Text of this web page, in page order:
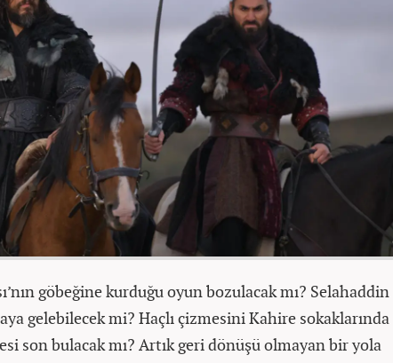
göbeğine kurduğu oyun bozulacak mı? Selahaddin
gelebilecek mi? Haçlı çizmesini Kahire sokaklarında
son bulacak mı? Artık geri dönüşü olmayan bir yola